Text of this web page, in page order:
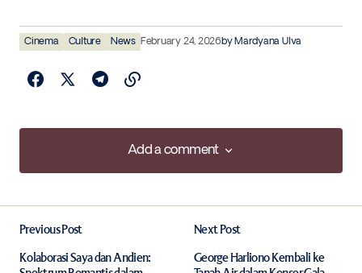
Cinema Culture News February 24, 2026byMardyana Ulva
Add a comment
Add a comment
Required fields are marked*
Previous Post
Kolaborasi Saya dan Andien:
Next Post
George Harliono Kembali ke